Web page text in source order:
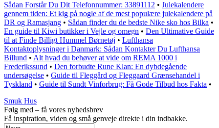
Sådan Forstår Du Dit Telefonnummer: 33891112 • Julekalendere
gennem tiden: Et kig på nogle af de mest populære julekalendere på
DR og Ramasjang • Sådan finder du de bedste Nike sko hos Bilka •
En guide til Kiwi butikker i Vejle og omegn • Den Ultimative Guide
til at Finde Billigt Hummel Børnetøj • Lufthansa
Kontaktoplysninger i Danmark: Sådan Kontakter Du Lufthansa
Billund • Alt hvad du behøver at vide om REMA 1000 i
Frederikssund • Den forbudte Rune Klan: En dybdegående
undersøgelse • Guide til Fleggård og Fleggaard Grænsehandel i
Tyskland • Guide til Sundt Vinforbrug: Få Gode Tilbud hos Fakta •
Smuk Hus
Følg med – få vores nyhedsbrev
Få inspiration, viden og små genveje direkte i din indbakke.